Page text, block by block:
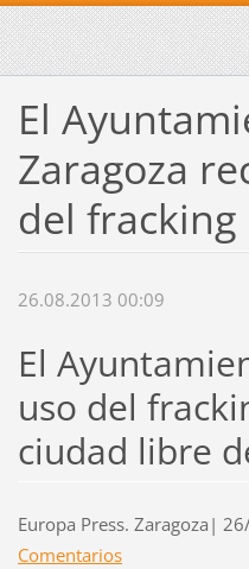
El
Zaragoza
del fracking
26.08.2013 00:09
El
uso del
ciudad libre
Europa Press. Zaragoza |
Comentarios